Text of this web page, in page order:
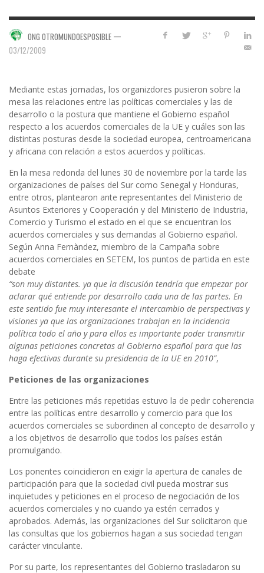
ONG OTROMUNDOESPOSIBLE —
03/12/2009
Mediante estas jornadas, los organizdores pusieron sobre la
mesa las relaciones entre las políticas comerciales y las de
desarrollo o la postura que mantiene el Gobierno español
respecto a los acuerdos comerciales de la UE y cuáles son las
distintas posturas desde la sociedad europea, centroamericana
y africana con relación a estos acuerdos y políticas.
En la mesa redonda del lunes 30 de noviembre por la tarde las
organizaciones de países del Sur como Senegal y Honduras,
entre otros, plantearon ante representantes del Ministerio de
Asuntos Exteriores y Cooperación y del Ministerio de Industria,
Comercio y Turismo el estado en el que se encuentran los
acuerdos comerciales y sus demandas al Gobierno español.
Según Anna Fernàndez, miembro de la Campaña sobre
acuerdos comerciales en SETEM, los puntos de partida en este
debate
“son muy distantes. ya que la discusión tendría que empezar por
aclarar qué entiende por desarrollo cada una de las partes. En
este sentido fue muy interesante el intercambio de perspectivas y
visiones ya que las organizaciones trabajan en la incidencia
política todo el año y para ellos es importante poder transmitir
algunas peticiones concretas al Gobierno español para que las
haga efectivas durante su presidencia de la UE en 2010”,
Peticiones de las organizaciones
Entre las peticiones más repetidas estuvo la de pedir coherencia
entre las políticas entre desarrollo y comercio para que los
acuerdos comerciales se subordinen al concepto de desarrollo y
a los objetivos de desarrollo que todos los países están
promulgando.
Los ponentes coincidieron en exigir la apertura de canales de
participación para que la sociedad civil pueda mostrar sus
inquietudes y peticiones en el proceso de negociación de los
acuerdos comerciales y no cuando ya estén cerrados y
aprobados. Además, las organizaciones del Sur solicitaron que
las consultas que los gobiernos hagan a sus sociedad tengan
carácter vinculante.
Por su parte, los representantes del Gobierno trasladaron su